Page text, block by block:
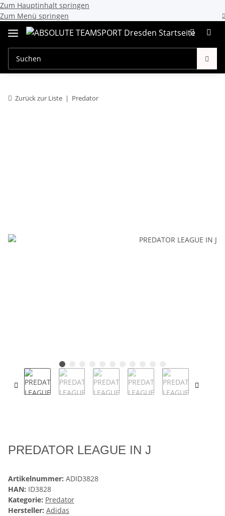
Zum Hauptinhalt springen
Zum Menü springen
Zurück zur Liste Predator
PREDATOR LEAGUE IN J
Artikelnummer: ADID3828
HAN: ID3828
Kategorie: Predator
Hersteller: Adidas